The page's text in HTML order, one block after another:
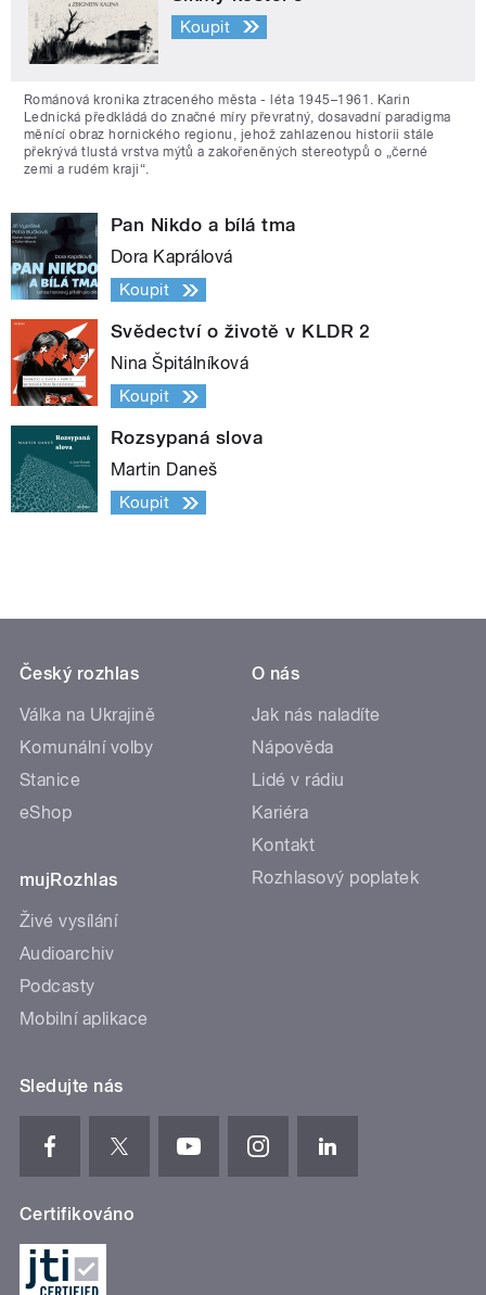
Koupit
Románová kronika ztraceného města - léta 1945–1961. Karin
Lednická předkládá do značné míry převratný, dosavadní paradigma
měnící obraz hornického regionu, jehož zahlazenou historii stále
překrývá tlustá vrstva mýtů a zakořeněných stereotypů o „černé
zemi a rudém kraji“.
Pan Nikdo a bílá tma
Dora Kaprálová
Koupit
Svědectví o životě v KLDR 2
Nina Špitálníková
Koupit
Rozsypaná slova
Martin Daneš
Koupit
Český rozhlas
Válka na Ukrajině
Komunální volby
Stanice
eShop
mujRozhlas
Živé vysílání
Audioarchiv
Podcasty
Mobilní aplikace
O nás
Jak nás naladíte
Nápověda
Lidé v rádiu
Kariéra
Kontakt
Rozhlasový poplatek
Sledujte nás
Certifikováno